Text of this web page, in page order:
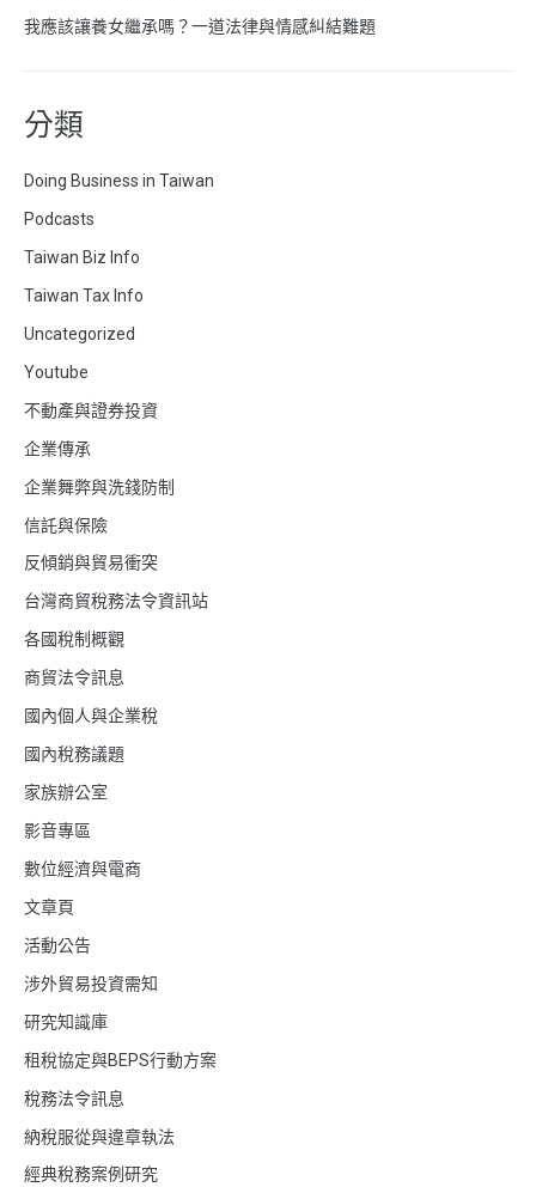
我應該讓養女繼承嗎？一道法律與情感糾結難題
分類
Doing Business in Taiwan
Podcasts
Taiwan Biz Info
Taiwan Tax Info
Uncategorized
Youtube
不動產與證券投資
企業傳承
企業舞弊與洗錢防制
信託與保險
反傾銷與貿易衝突
台灣商貿稅務法令資訊站
各國稅制概觀
商貿法令訊息
國內個人與企業稅
國內稅務議題
家族辦公室
影音專區
數位經濟與電商
文章頁
活動公告
涉外貿易投資需知
研究知識庫
租稅協定與BEPS行動方案
稅務法令訊息
納稅服從與違章執法
經典稅務案例研究